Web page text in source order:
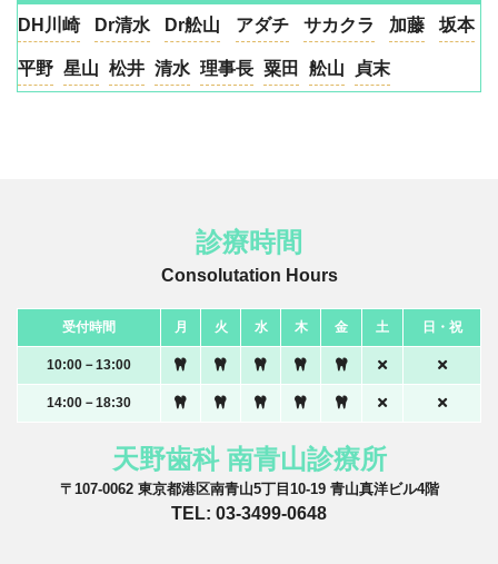
DH川崎 Dr清水 Dr舩山 アダチ サカクラ 加藤 坂本
平野 星山 松井 清水 理事長 粟田 舩山 貞末
診療時間
Consolutation Hours
受付時間 月 火 水 木 金 土 日・祝
10:00－13:00
14:00－18:30
天野歯科 南青山診療所
〒107-0062 東京都港区南青山5丁目10-19 青山真洋ビル4階
TEL: 03-3499-0648